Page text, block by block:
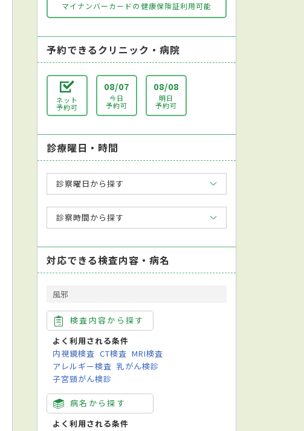
マイナンバーカードの健康保険証利用可能
予約できるクリニック・病院
ネット
予約可
08/07
今日
予約可
08/08
明日
予約可
診療曜日・時間
診察曜日から探す
診察時間から探す
対応できる検査内容・病名
風邪
検査内容から探す
よく利用される条件
内視鏡検査 CT検査 MRI検査
アレルギー検査 乳がん検診
子宮頸がん検診
病名から探す
よく利用される条件